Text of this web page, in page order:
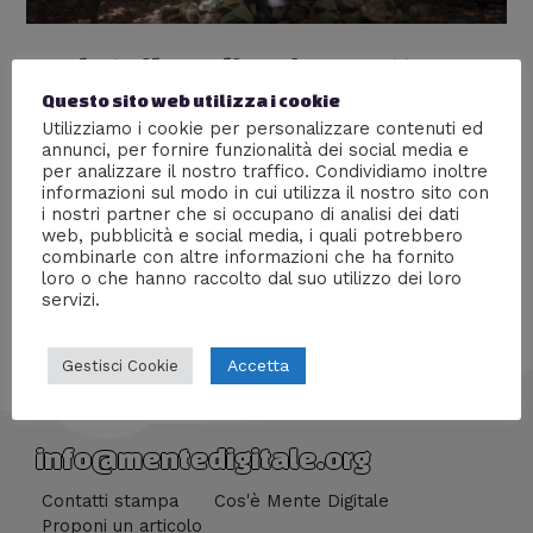
Svelato il Tredicesimo Dottore
Lascia un commento /Nerd World,Serie tv
La BBC ha annunciato chi sarà il successore di Capaldi,
cosa ne pensate?
info@mentedigitale.org
Contatti stampa
Cos'è Mente Digitale
Proponi un articolo
Questo sito web utilizza i cookie
Utilizziamo i cookie per personalizzare contenuti ed
annunci, per fornire funzionalità dei social media e
per analizzare il nostro traffico. Condividiamo inoltre
informazioni sul modo in cui utilizza il nostro sito con
i nostri partner che si occupano di analisi dei dati
web, pubblicità e social media, i quali potrebbero
combinarle con altre informazioni che ha fornito
loro o che hanno raccolto dal suo utilizzo dei loro
servizi.
Gestisci Cookie Accetta